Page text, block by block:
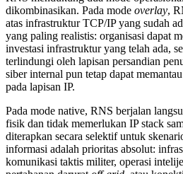
dikombinasikan. Pada mode overlay,
atas infrastruktur TCP/IP yang sudah
yang paling realistis: organisasi dapat
investasi infrastruktur yang telah ada,
terlindungi oleh lapisan persandian
siber internal pun tetap dapat
pada lapisan IP.
Pada mode native, RNS berjalan
fisik dan tidak memerlukan IP stack
diterapkan secara selektif untuk
informasi adalah prioritas absolut:
komunikasi taktis militer, operasi